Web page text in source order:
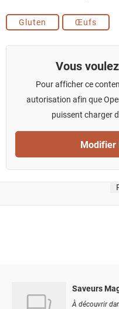
Gluten Œufs
Vous
Pour afficher ce
autorisation afin que
puissent charger
Modifier
Saveurs
À découvrir